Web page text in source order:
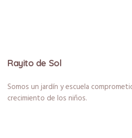
Rayito de Sol
Somos un jardín y escuela
crecimiento de los niños.